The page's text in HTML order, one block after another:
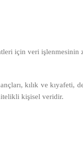
için veri işlenmesinin
kılık ve kıyafeti,
kişisel veridir.